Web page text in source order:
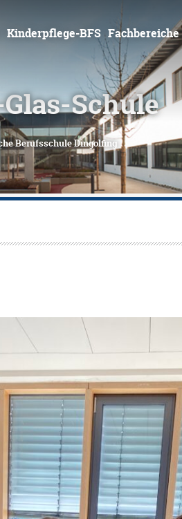
springen
Kinderpflege-BFS Fachbereiche